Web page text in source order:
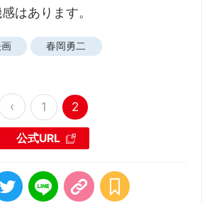
はあります。
春岡勇二
‹ 1 2
公式URL